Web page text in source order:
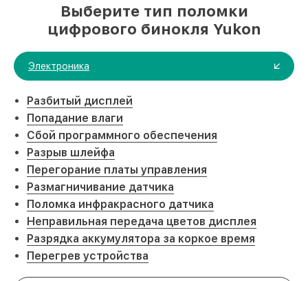
Выберите тип поломки
цифрового бинокля Yukon
Электроника
Разбитый дисплей
Попадание влаги
Сбой программного обеспечения
Разрыв шлейфа
Перегорание платы управления
Размагничивание датчика
Поломка инфракрасного датчика
Неправильная передача цветов дисплея
Разрядка аккумулятора за коркое время
Перегрев устройства